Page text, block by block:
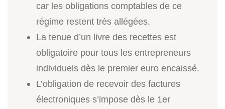
car les obligations comptables de ce
régime restent très allégées.
La tenue d’un livre des recettes est
obligatoire pour tous les entrepreneurs
individuels dès le premier euro encaissé.
L’obligation de recevoir des factures
électroniques s’impose dès le 1er